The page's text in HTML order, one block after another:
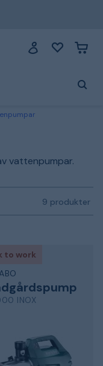
vattenpumpar.
9 produkter
to work
INOX